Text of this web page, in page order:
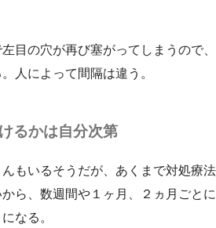
目の穴が再び塞がってしまうので、
人によって間隔は違う。
るかは自分次第
もいるそうだが、あくまで対処療法
ら、数週間や１ヶ月、２ヵ月ごとに
なる。